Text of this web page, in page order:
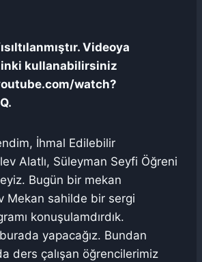
Videoya
kullanabilirsiniz
watch?
İhmal Edilebilir
Alatlı, Süleyman Seyfi Öğreni
Bugün bir mekan
Mekan sahilde bir sergi
konuşulamdırdık.
yapacağız. Bundan
ders çalışan öğrencilerimiz